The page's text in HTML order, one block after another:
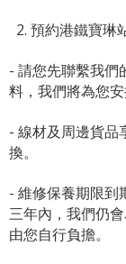
2. 預約港鐵寶琳
- 請您先聯繫我們
料，我們將為您安
- 線材及周邊貨品
換。
- 維修保養期限到
三年內，我們仍
由您自行負擔。